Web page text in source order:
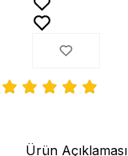
Ürün Açıklaması